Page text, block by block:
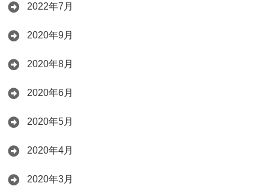
2022年7月
2020年9月
2020年8月
2020年6月
2020年5月
2020年4月
2020年3月